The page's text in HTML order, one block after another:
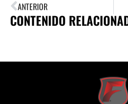
ANTERIOR
CONTENIDO